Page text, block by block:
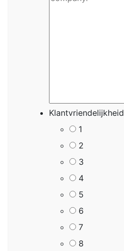
Klantvriendelijkheid
1
2
3
4
5
6
7
8